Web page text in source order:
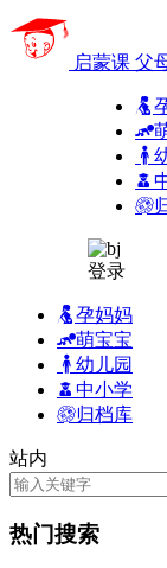
启蒙课 父
登录
孕妈妈
萌宝宝
幼儿园
中小学
归档库
站内
热门搜索